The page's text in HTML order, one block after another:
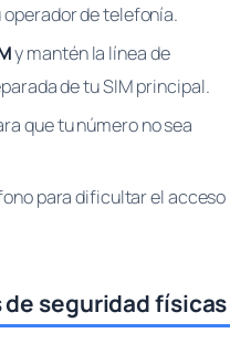
de telefonía.
y mantén la línea de
de tu SIM principal.
que tu número no sea
para dificultar el acceso
seguridad físicas